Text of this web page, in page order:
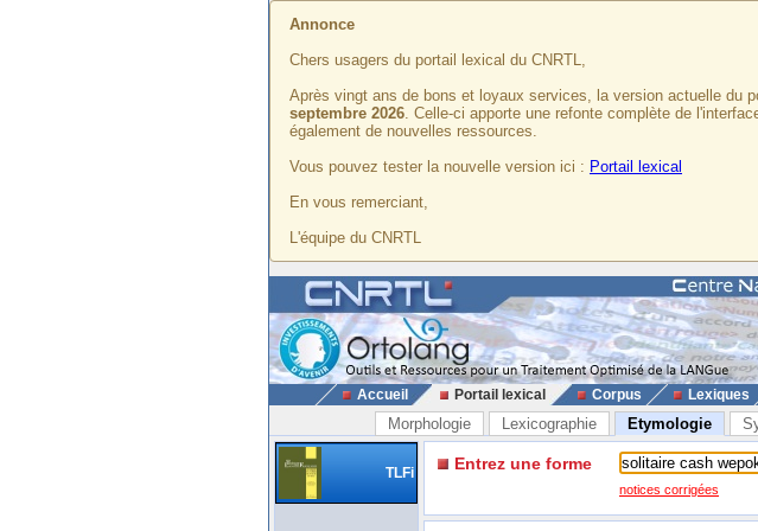
Annonce
Chers usagers du portail lexical du CNRTL,
Après vingt ans de bons et loyaux services, la version actuelle du
septembre 2026. Celle-ci apporte une refonte complète de
également de nouvelles ressources.
Vous pouvez tester la nouvelle version ici : Portail lexical
En vous remerciant,
L'équipe du CNRTL
Accueil Portail lexical Corpus Lexiques
Morphologie Lexicographie Etymologie
TLFi Entrez une forme
notices corrigées